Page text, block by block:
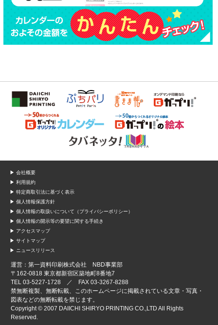
▶ 会社概要
▶ 利用規約
▶ 特定商取引法に基づく表示
▶ 個人情報保護方針
▶ 個人情報の取扱いについて（プライバシーポリシー）
▶ 個人情報の開示等の要望に関する手続き
▶ アクセスマップ
▶ サイトマップ
▶ ニュースリリース
運営：第一資料印刷株式会社 NBD事業部
〒162-0818 東京都新宿区築地町8番地7
TEL 03-5227-1728 ／ FAX 03-3267-8288
禁無断複製、無断転載、このホームページに掲載されている文章・写真・
図表などの無断転載を禁じます。
Copyright © 2007 DAIICHI SHIRYO PRINTING CO.,LTD All Rights
Reserved.